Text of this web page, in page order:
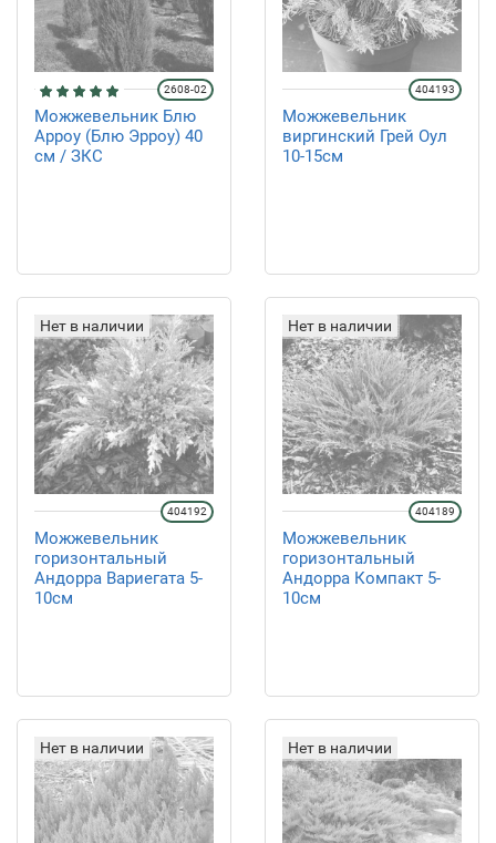
Можжевельник Блю
Арроу (Блю Эрроу) 40
см / ЗКС
2608-02
Можжевельник
виргинский Грей Оул
10-15см
404193
Нет в наличии
Можжевельник
горизонтальный
Андорра Вариегата 5-
10см
404192
Нет в наличии
Можжевельник
горизонтальный
Андорра Компакт 5-
10см
404189
Нет в наличии Нет в наличии